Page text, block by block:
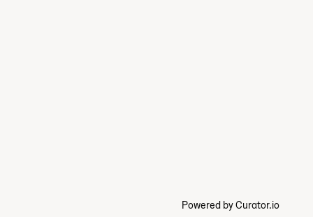
Powered by Curator.io